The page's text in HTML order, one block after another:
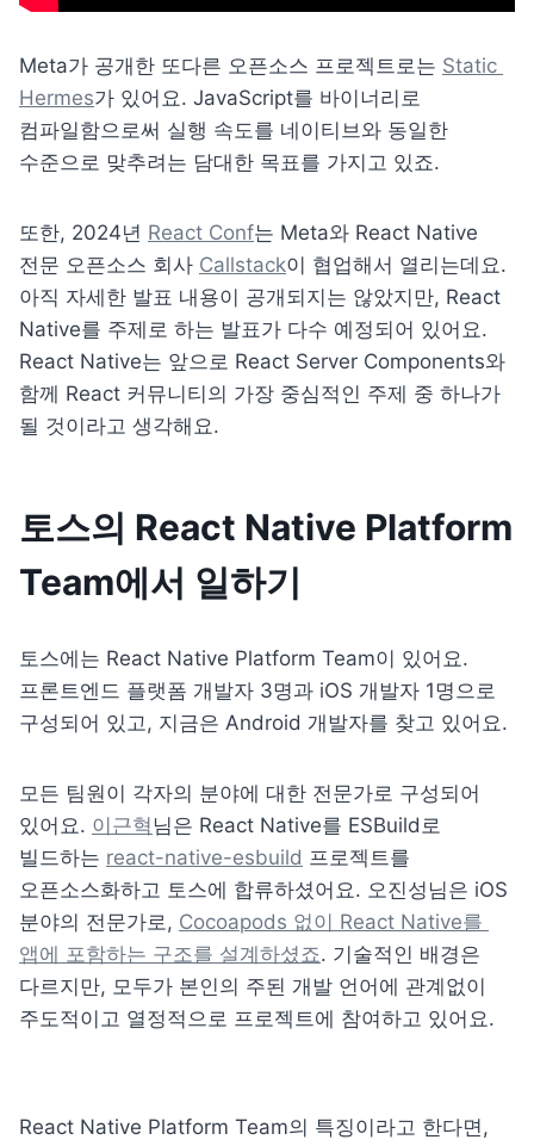
Meta가 공개한 또다른 오픈소스 프로젝트로는 Static
Hermes가 있어요. JavaScript를 바이너리로
컴파일함으로써 실행 속도를 네이티브와 동일한
수준으로 맞추려는 담대한 목표를 가지고 있죠.
또한, 2024년 React Conf는 Meta와 React Native
전문 오픈소스 회사 Callstack이 협업해서 열리는데요.
아직 자세한 발표 내용이 공개되지는 않았지만, React
Native를 주제로 하는 발표가 다수 예정되어 있어요.
React Native는 앞으로 React Server Components와
함께 React 커뮤니티의 가장 중심적인 주제 중 하나가
될 것이라고 생각해요.
토스의 React Native Platform
Team에서 일하기
토스에는 React Native Platform Team이 있어요.
프론트엔드 플랫폼 개발자 3명과 iOS 개발자 1명으로
구성되어 있고, 지금은 Android 개발자를 찾고 있어요.
모든 팀원이 각자의 분야에 대한 전문가로 구성되어
있어요. 이근혁 님은 React Native를 ESBuild로
빌드하는 react-native-esbuild 프로젝트를
오픈소스화하고 토스에 합류하셨어요. 오진성님은 iOS
분야의 전문가로, Cocoapods 없이 React Native를
앱에 포함하는 구조를 설계하셨죠. 기술적인 배경은
다르지만, 모두가 본인의 주된 개발 언어에 관계없이
주도적이고 열정적으로 프로젝트에 참여하고 있어요.
React Native Platform Team의 특징이라고 한다면,